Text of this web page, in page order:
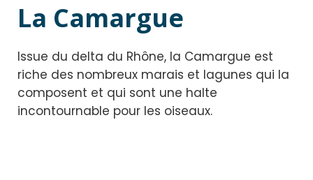
La Camargue
Issue du delta du Rhône, la Camargue est
riche des nombreux marais et lagunes qui la
composent et qui sont une halte
incontournable pour les oiseaux.